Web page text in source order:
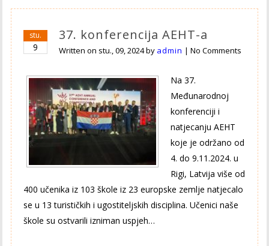
stu.
9
37. konferencija AEHT-a
Written on stu., 09, 2024by admin |No Comments
Na 37.
Međunarodnoj
konferenciji i
natjecanju AEHT
koje je održano od
4. do 9.11.2024. u
Rigi, Latvija više od
400 učenika iz 103 škole iz 23 europske zemlje natjecalo
se u 13 turističkih i ugostiteljskih disciplina. Učenici naše
škole su ostvarili izniman uspjeh…